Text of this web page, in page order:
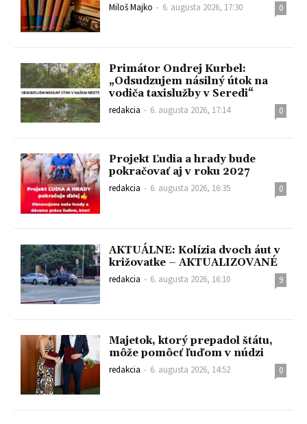
Miloš Majko - 6. augusta 2026, 17:30 0
Primátor Ondrej Kurbel:
„Odsudzujem násilný útok na
vodiča taxislužby v Seredi“
redakcia - 6. augusta 2026, 17:14 0
Projekt Ľudia a hrady bude
pokračovať aj v roku 2027
redakcia - 6. augusta 2026, 16:35 0
AKTUÁLNE: Kolízia dvoch áut v
križovatke – AKTUALIZOVANÉ
redakcia - 6. augusta 2026, 16:10 9
Majetok, ktorý prepadol štátu,
môže pomôcť ľuďom v núdzi
redakcia - 6. augusta 2026, 14:52 0